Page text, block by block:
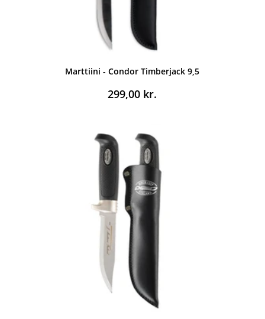
Marttiini - Condor Timberjack 9,5
299,00 kr.